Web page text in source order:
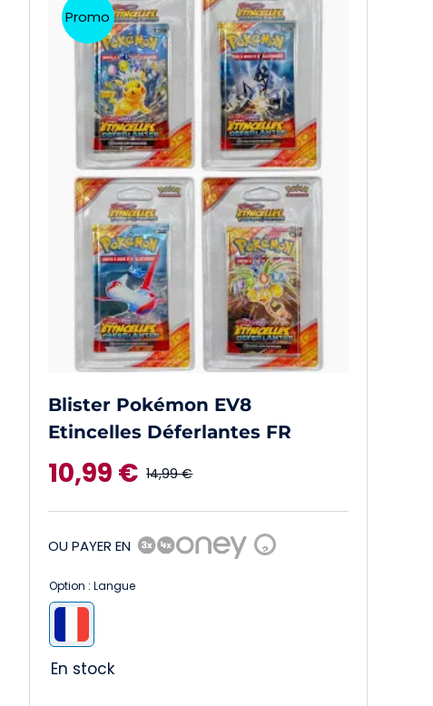
Promo
Blister Pokémon EV8
Etincelles Déferlantes FR
14,99€
prix
initial
10,99 €
prix
actuel
OU PAYER EN ?
Option : Langue
En stock